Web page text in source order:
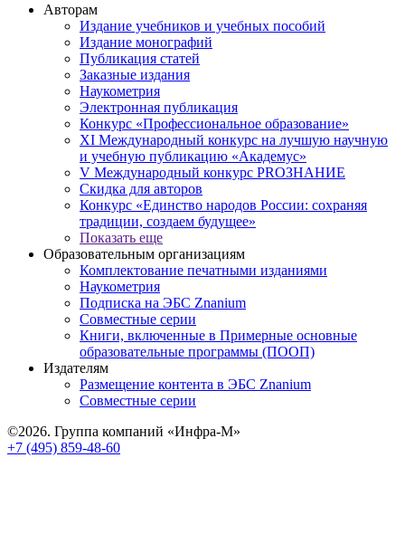
Авторам
Издание учебников и учебных пособий
Издание монографий
Публикация статей
Заказные издания
Наукометрия
Электронная публикация
Конкурс «Профессиональное образование»
XI Международный конкурс на лучшую научную
и учебную публикацию «Академус»
V Международный конкурс PROЗНАНИЕ
Скидка для авторов
Конкурс «Единство народов России: сохраняя
традиции, создаем будущее»
Показать еще
Образовательным организациям
Комплектование печатными изданиями
Наукометрия
Подписка на ЭБС Znanium
Совместные серии
Книги, включенные в Примерные основные
образовательные программы (ПООП)
Издателям
Размещение контента в ЭБС Znanium
Совместные серии
©2026. Группа компаний «Инфра-М»
+7 (495) 859-48-60